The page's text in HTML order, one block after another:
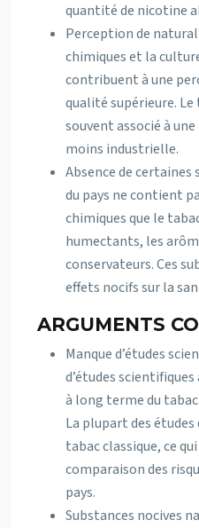
quantité de nicotine
Perception de
chimiques et la
contribuent à une
qualité supérieure.
souvent associé à
moins industrielle.
Absence de certaines
du pays ne contient
chimiques que le
humectants, les
conservateurs. Ces
effets nocifs sur la
ARGUMENTS
Manque d’études
d’études
à long terme du
La plupart des
tabac classique, ce
comparaison des
pays.
Substances nocives